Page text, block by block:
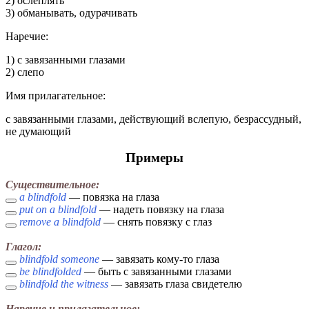
3) обманывать, одурачивать
Наречие:
1) с завязанными глазами
2) слепо
Имя прилагательное:
с завязанными глазами, действующий вслепую, безрассудный,
не думающий
Примеры
Существительное:
a blindfold — повязка на глаза
put on a blindfold — надеть повязку на глаза
remove a blindfold — снять повязку с глаз
Глагол:
blindfold someone — завязать кому-то глаза
be blindfolded — быть с завязанными глазами
blindfold the witness — завязать глаза свидетелю